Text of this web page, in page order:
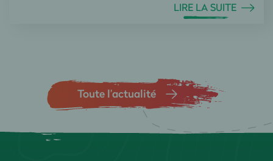
LIRE LA SUITE
Toute l’actualité